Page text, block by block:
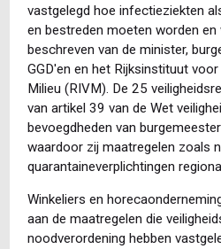
vastgelegd hoe infectieziekten
en bestreden moeten worden en
beschreven van de minister,
GGD'en en het Rijksinstituut
Milieu (RIVM). De 25
van artikel 39 van de Wet
bevoegdheden van
waardoor zij maatregelen zoals
quarantaineverplichtingen
Winkeliers en
aan de maatregelen die
noodverordening hebben